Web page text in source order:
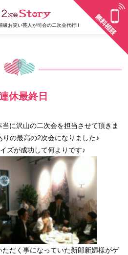
級お笑い芸人が司会の二次会代行!!
休最終日
に沢山の二次会を担当させて頂きま
りの最高の2次会になりました♪
ズが成功して何よりです♪
だく事になっていた新郎新婦様がゲ